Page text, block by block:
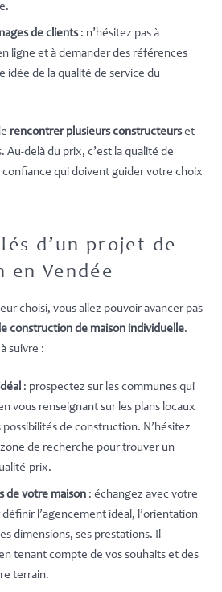
de clients: n’hésitez pas à
ligne et à demander des références
idée de la qualité de service du
rencontrer plusieurs constructeurset
Au-delà du prix, c’est la qualité de
confiance qui doivent guider votre choix
d’un projet de
Vendée
choisi, vous allez pouvoir avancer pas
construction de maison individuelle.
suivre :
: prospectez sur les communes qui
vous renseignant sur les plans locaux
possibilités de construction. N’hésitez
de recherche pour trouver un
prix.
de votre maison : échangez avec votre
l’agencement idéal, l’orientation
dimensions, ses prestations. Il
tenant compte de vos souhaits et des
terrain.